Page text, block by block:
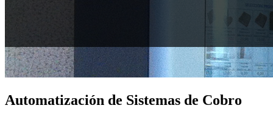
Automatización de Sistemas de Cobro